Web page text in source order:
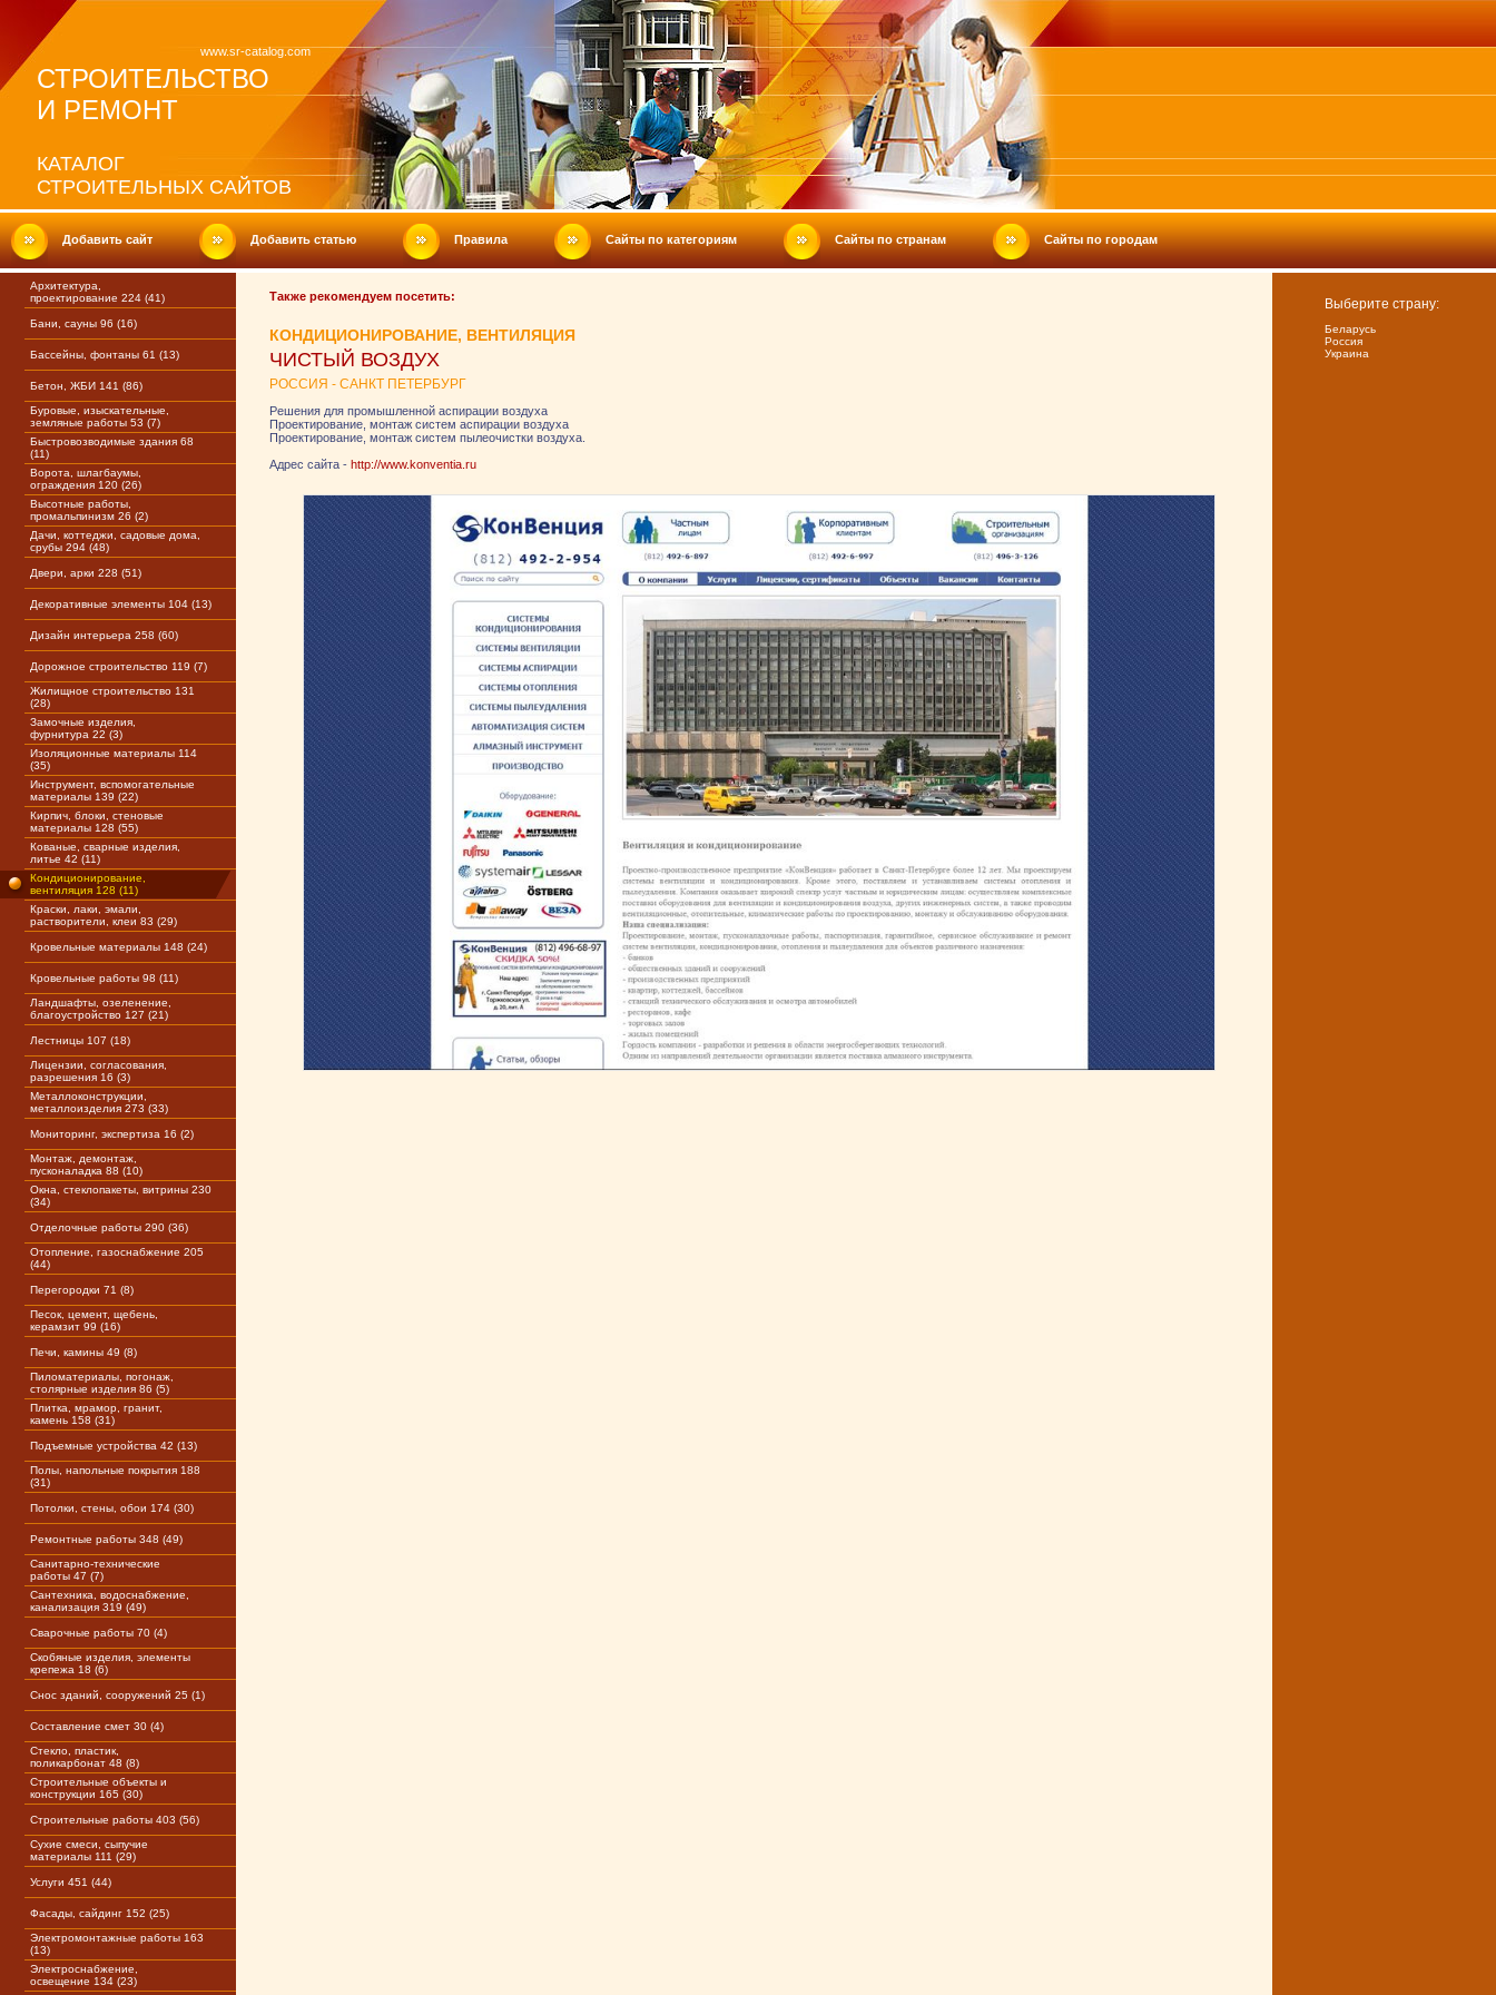
www.sr-catalog.com
СТРОИТЕЛЬСТВО
И РЕМОНТ
КАТАЛОГ
СТРОИТЕЛЬНЫХ САЙТОВ
Добавить сайт Добавить статью Правила Сайты по категориям Сайты по странам Сайты по городам
Архитектура,
проектирование 224 (41)
Бани, сауны 96 (16)
Бассейны, фонтаны 61 (13)
Бетон, ЖБИ 141 (86)
Буровые, изыскательные,
земляные работы 53 (7)
Быстровозводимые здания 68
(11)
Ворота, шлагбаумы,
ограждения 120 (26)
Высотные работы,
промальпинизм 26 (2)
Дачи, коттеджи, садовые дома,
срубы 294 (48)
Двери, арки 228 (51)
Декоративные элементы 104 (13)
Дизайн интерьера 258 (60)
Дорожное строительство 119 (7)
Жилищное строительство 131
(28)
Замочные изделия,
фурнитура 22 (3)
Изоляционные материалы 114
(35)
Инструмент, вспомогательные
материалы 139 (22)
Кирпич, блоки, стеновые
материалы 128 (55)
Кованые, сварные изделия,
литье 42 (11)
Кондиционирование,
вентиляция 128 (11)
Краски, лаки, эмали,
растворители, клеи 83 (29)
Кровельные материалы 148 (24)
Кровельные работы 98 (11)
Ландшафты, озеленение,
благоустройство 127 (21)
Лестницы 107 (18)
Лицензии, согласования,
разрешения 16 (3)
Металлоконструкции,
металлоизделия 273 (33)
Мониторинг, экспертиза 16 (2)
Монтаж, демонтаж,
пусконаладка 88 (10)
Окна, стеклопакеты, витрины 230
(34)
Отделочные работы 290 (36)
Отопление, газоснабжение 205
(44)
Перегородки 71 (8)
Песок, цемент, щебень,
керамзит 99 (16)
Печи, камины 49 (8)
Пиломатериалы, погонаж,
столярные изделия 86 (5)
Плитка, мрамор, гранит,
камень 158 (31)
Подъемные устройства 42 (13)
Полы, напольные покрытия 188
(31)
Потолки, стены, обои 174 (30)
Ремонтные работы 348 (49)
Санитарно-технические
работы 47 (7)
Сантехника, водоснабжение,
канализация 319 (49)
Сварочные работы 70 (4)
Скобяные изделия, элементы
крепежа 18 (6)
Снос зданий, сооружений 25 (1)
Составление смет 30 (4)
Стекло, пластик,
поликарбонат 48 (8)
Строительные объекты и
конструкции 165 (30)
Строительные работы 403 (56)
Сухие смеси, сыпучие
материалы 111 (29)
Услуги 451 (44)
Фасады, сайдинг 152 (25)
Электромонтажные работы 163
(13)
Электроснабжение,
освещение 134 (23)
Также рекомендуем посетить:
КОНДИЦИОНИРОВАНИЕ, ВЕНТИЛЯЦИЯ
ЧИСТЫЙ ВОЗДУХ
РОССИЯ - САНКТ ПЕТЕРБУРГ
Решения для промышленной аспирации воздуха
Проектирование, монтаж систем аспирации воздуха
Проектирование, монтаж систем пылеочистки воздуха.
Адрес сайта - http://www.konventia.ru
Выберите страну:
Беларусь
Россия
Украина